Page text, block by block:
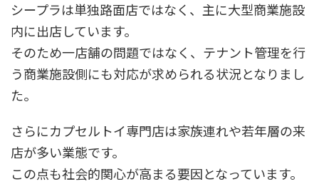
シープラは単独路面店ではなく、主に大型商業施設
内に出店しています。
そのため一店舗の問題ではなく、テナント管理を行
う商業施設側にも対応が求められる状況となりまし
た。
さらにカプセルトイ専門店は家族連れや若年層の来
店が多い業態です。
この点も社会的関心が高まる要因となっています。